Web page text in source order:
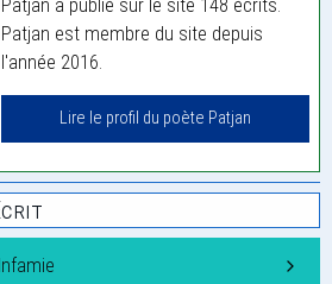
Patjan a publié sur le site 148 écrits.
Patjan est membre du site depuis
l'année 2016.
Lire le profil du poète Patjan